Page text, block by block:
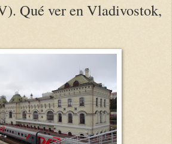
Qué ver en Vladivostok,